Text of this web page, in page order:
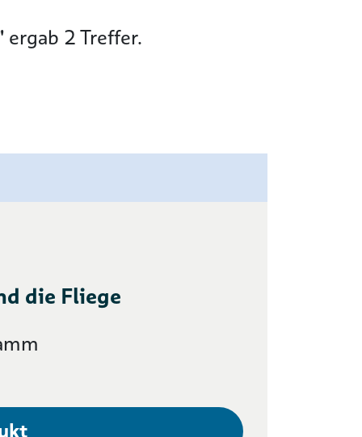
ergab 2Treffer.
die Fliege